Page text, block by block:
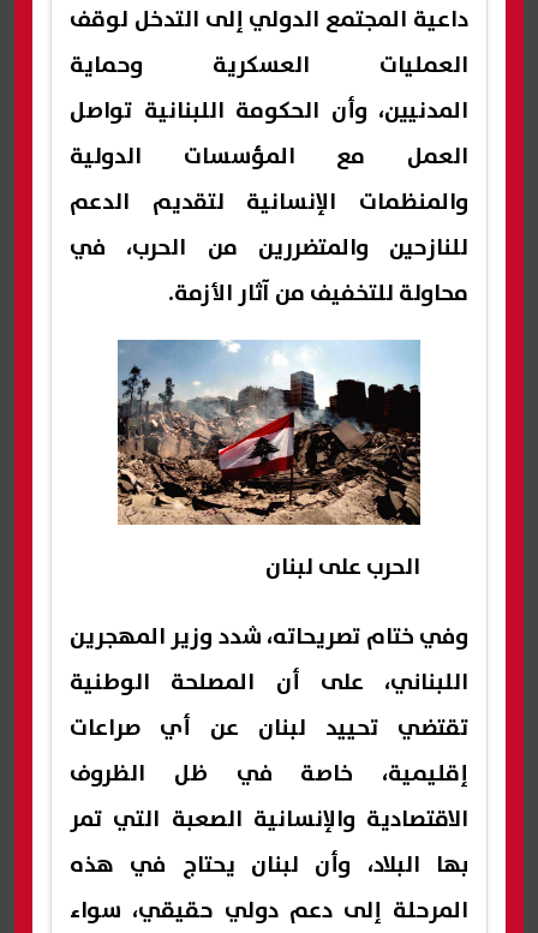
داعية المجتمع الدولي إلى التدخل لوقف
العمليات العسكرية وحماية
المدنيين، وأن الحكومة اللبنانية تواصل
العمل مع المؤسسات الدولية
والمنظمات الإنسانية لتقديم الدعم
للنازحين والمتضررين من الحرب، في
محاولة للتخفيف من آثار الأزمة.
الحرب على لبنان
وفي ختام تصريحاته، شدد وزير المهجرين
اللبناني، على أن المصلحة الوطنية
تقتضي تحييد لبنان عن أي صراعات
إقليمية، خاصة في ظل الظروف
الاقتصادية والإنسانية الصعبة التي تمر
بها البلاد، وأن لبنان يحتاج في هذه
المرحلة إلى دعم دولي حقيقي، سواء